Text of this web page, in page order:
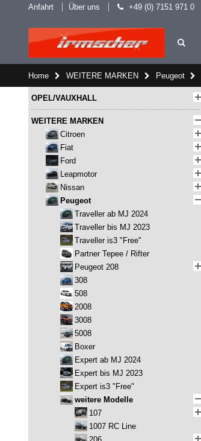
Anfahrt Über uns +49 (0) 7151 971 0
Home WEITERE MARKEN Peugeot
OPEL/VAUXHALL
WEITERE MARKEN
Citroen
Fiat
Ford
Leapmotor
Nissan
Peugeot
Traveller ab MJ 2024
Traveller bis MJ 2023
Traveller is3 "Free"
Partner Tepee / Rifter
Peugeot 208
308
508
2008
3008
5008
Boxer
Expert ab MJ 2024
Expert bis MJ 2023
Expert is3 "Free"
weitere Modelle
107
1007 RC Line